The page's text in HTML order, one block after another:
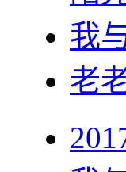
我
老